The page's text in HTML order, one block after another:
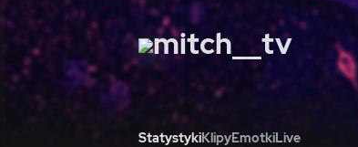
mitch__tv
StatystykiKlipyEmotkiLive